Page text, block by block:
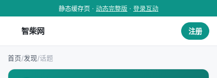
静态缓存页 · 动态完整版 · 登录互动
智柴网 注册
首页/发现/话题